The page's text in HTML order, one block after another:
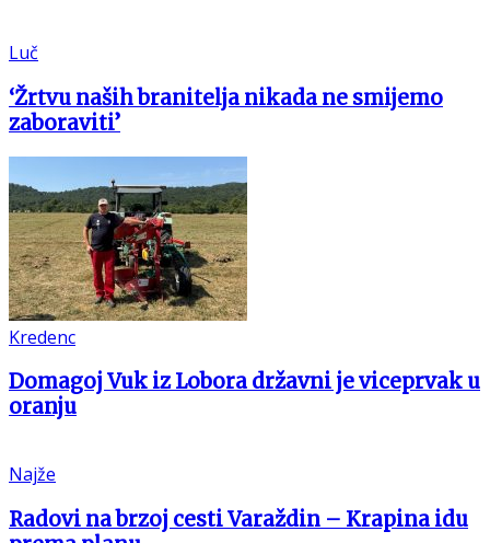
Luč
‘Žrtvu naših branitelja nikada ne smijemo
zaboraviti’
Kredenc
Domagoj Vuk iz Lobora državni je viceprvak u
oranju
Najže
Radovi na brzoj cesti Varaždin – Krapina idu